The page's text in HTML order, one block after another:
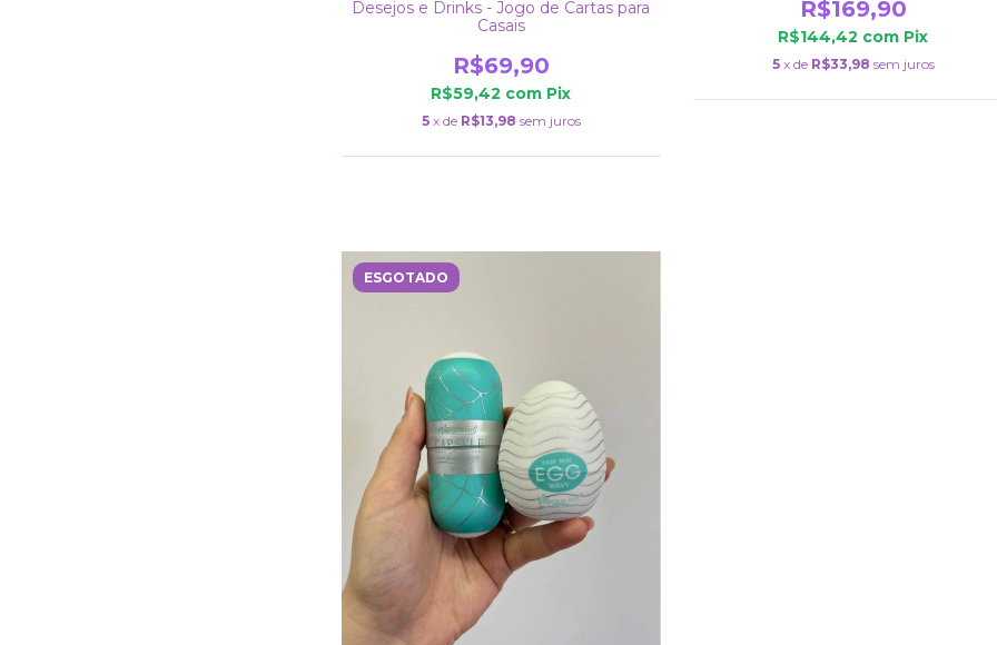
Desejos e Drinks - Jogo de Cartas para
Casais
R$69,90
R$59,42 com Pix
5 x de R$13,98 sem juros
R$169,90
R$144,42 com Pix
5 x de R$33,98 sem juros
ESGOTADO